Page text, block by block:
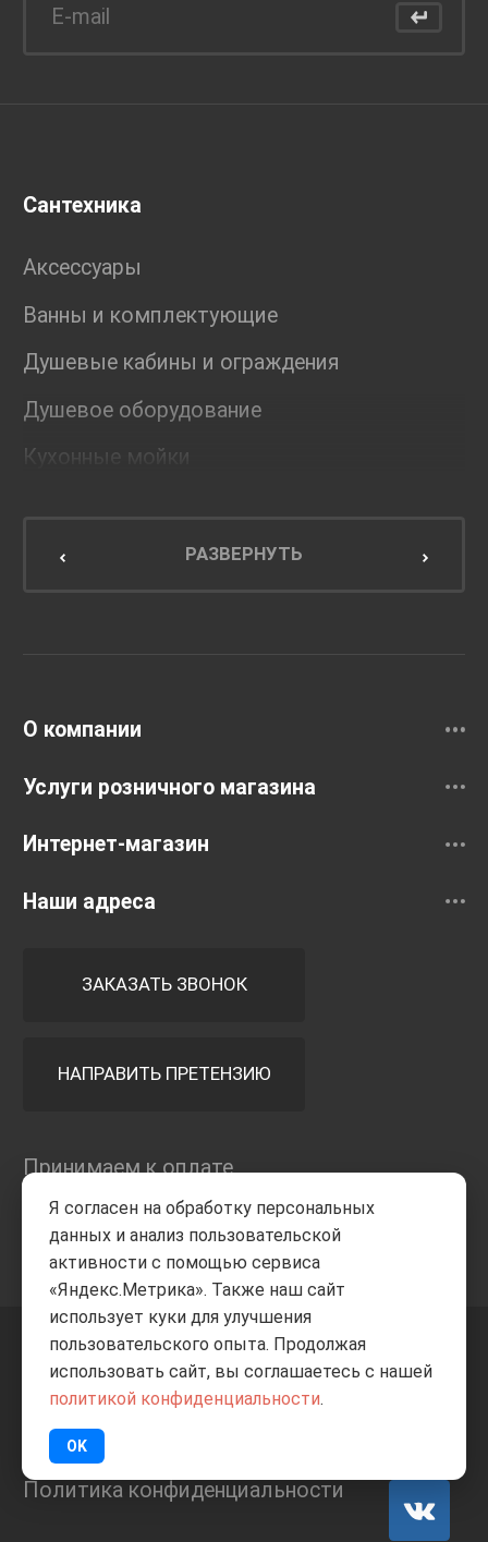
Сантехника
Аксессуары
Ванны и комплектующие
Душевые кабины и ограждения
Душевое оборудование
Кухонные мойки
Мебель для кухниРАЗВЕРНУТЬ
О компании
Услуги розничного магазина
Интернет-магазин
Наши адреса
ЗАКАЗАТЬ ЗВОНОК
НАПРАВИТЬ ПРЕТЕНЗИЮ
Принимаем к оплате
+7 8332205-805 ВВЕРХ
ИП Баранов А.С. 2026
Политика конфиденциальности
Я согласен на обработку персональных
данных и анализ пользовательской
активности с помощью сервиса
«Яндекс.Метрика». Также наш сайт
использует куки для улучшения
пользовательского опыта. Продолжая
использовать сайт, вы соглашаетесь с нашей
политикой конфиденциальности.
OK